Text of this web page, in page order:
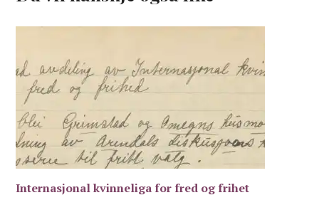
Internasjonal kvinneliga for fred og frihet